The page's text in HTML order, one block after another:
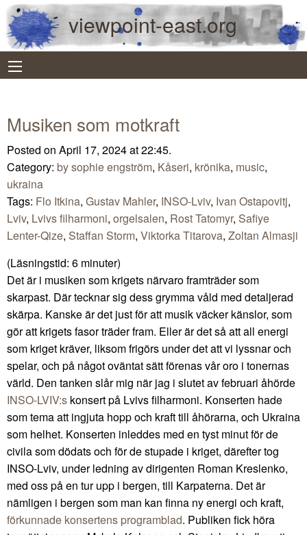
viewpoint-east.org
Musiken som motkraft
Posted on April 17, 2024 at 22:45.
Category: by sophie engström, Kåseri, krönika, music,
ukraina
Tags: Flo Itkina, Gustav Mahler, INSO-Lviv, Ivan Ostapovitj,
Lviv, Lvivs filharmoni, orgelsalen, Rost Tatomyr, Safiye
Lenter-Qize, Staffan Storm, Viktorka Titarova, Zoltan Almasji
(Läsningstid: 6 minuter)
Det är i musiken som krigets närvaro framträder som
skarpast. Där tecknar sig dess grymma våld med detaljerad
skärpa. Kanske är det just för att musik väcker känslor, som
gör att krigets fasor träder fram. Eller är det så att all energi
som kriget kräver, liksom frigörs under det att vi lyssnar och
spelar, och på något oväntat sätt förenas vår oro i tonernas
värld. Den tanken slår mig när jag i slutet av februari åhörde
INSO-LVIV:s konsert på Lvivs filharmoni. Konserten hade
som tema att ingjuta hopp och kraft till åhörarna, och Ukraina
som helhet. Konserten inleddes med en tyst minut för de
civila som dödats och för de stupade i kriget, därefter tog
INSO-Lviv, under ledning av dirigenten Roman Kreslenko,
med oss på en tur upp i bergen, till Karpaterna. Det är
nämligen i bergen som man kan finna ny energi och kraft,
förkunnade konsertens programblad. Publiken fick höra